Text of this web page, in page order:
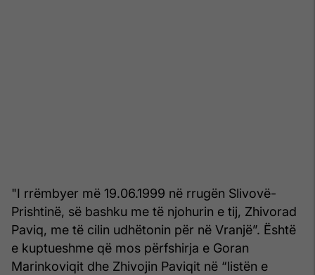
"I rrëmbyer më 19.06.1999 në rrugën Slivovë-
Prishtinë, së bashku me të njohurin e tij, Zhivorad
Paviq, me të cilin udhëtonin për në Vranjë”. Është
e kuptueshme që mos përfshirja e Goran
Marinkoviqit dhe Zhivojin Paviqit në “listën e